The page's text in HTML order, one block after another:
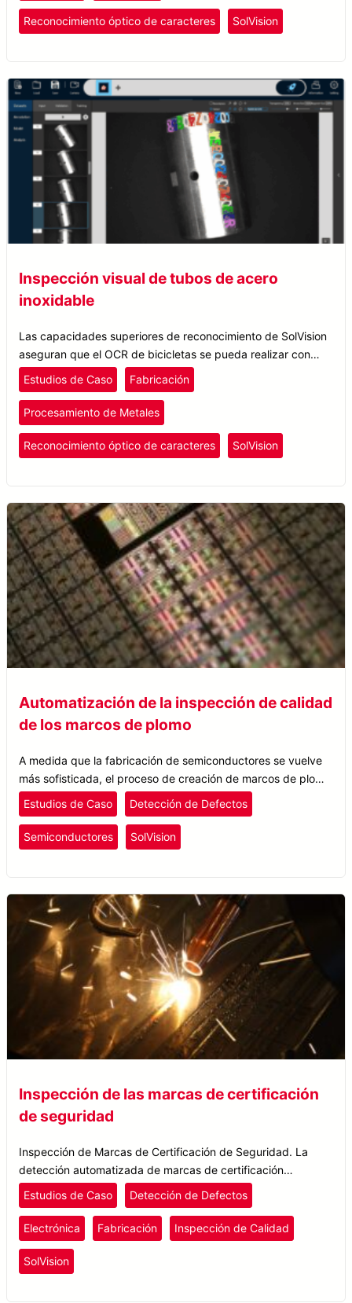
Reconocimiento óptico de caracteres SolVision
Inspección visual de tubos de acero
inoxidable
Las capacidades superiores de reconocimiento de SolVision
aseguran que el OCR de bicicletas se pueda realizar con
precisión, independientemente de cómo se vean los números
de identificación o los niveles de refracción de la luz.
Estudios de Caso Fabricación
Procesamiento de Metales
Reconocimiento óptico de caracteres SolVision
Automatización de la inspección de calidad
de los marcos de plomo
A medida que la fabricación de semiconductores se vuelve
más sofisticada, el proceso de creación de marcos de plomo
necesita mejorar en precisión y rendimiento.
Estudios de Caso Detección de Defectos
Semiconductores SolVision
Inspección de las marcas de certificación
de seguridad
Inspección de Marcas de Certificación de Seguridad. La
detección automatizada de marcas de certificación
defectuosas por la IA de Solomon Solvision.
Estudios de Caso Detección de Defectos
Electrónica Fabricación Inspección de Calidad
SolVision